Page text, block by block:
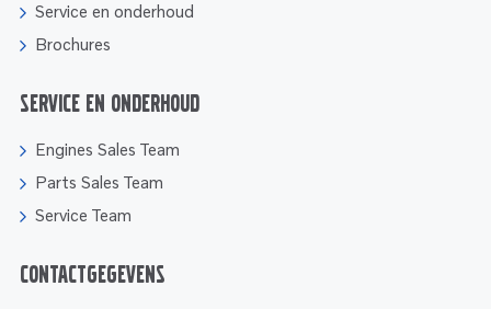
Service en onderhoud
Brochures
Service en onderhoud
Engines Sales Team
Parts Sales Team
Service Team
Contactgegevens